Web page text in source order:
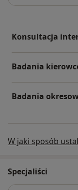
Konsultacja
Badania
Badania
W jaki sposób
Specjaliści